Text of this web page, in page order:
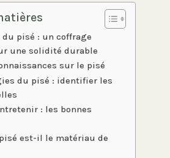
du pisé : un coffrage
une solidité durable
sur le pisé
du pisé : identifier les
: les bonnes
est-il le matériau de